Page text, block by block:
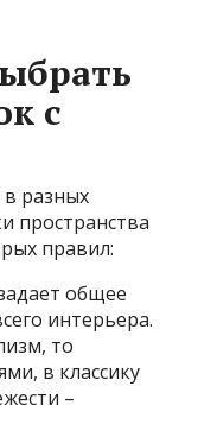
с
разных
пространства
правил:
общее
интерьера.
то
в классику
–